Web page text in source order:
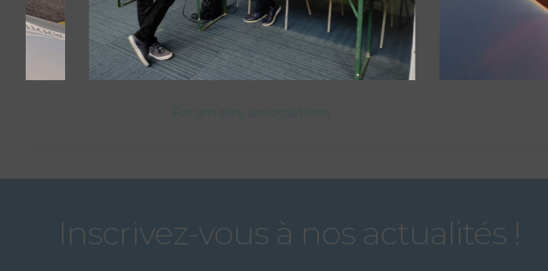
Inscrivez-vous à nos actualités !